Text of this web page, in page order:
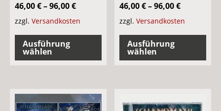
46,00€–96,00€
zzgl. Versandkosten
Ausführung
wählen
Dieses
Produkt
weist
46,00€–96,00€
zzgl.Versandkosten
Ausführung
wählen